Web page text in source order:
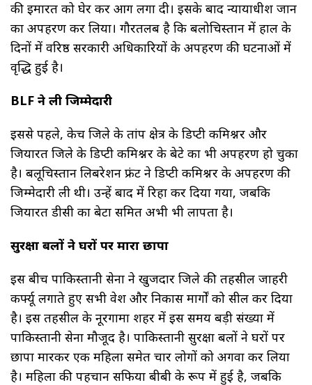
की इमारत को घेर कर आग लगा दी। इसके बाद न्यायाधीश जान
का अपहरण कर लिया। गौरतलब है कि बलोचिस्तान में हाल के
दिनों में वरिष्ठ सरकारी अधिकारियों के अपहरण की घटनाओं में
वृद्धि हुई है।
BLF ने ली जिम्मेदारी
इससे पहले, केच जिले के तांप क्षेत्र के डिप्टी कमिश्नर और
जियारत जिले के डिप्टी कमिश्नर के बेटे का भी अपहरण हो चुका
है। बलूचिस्तान लिबरेशन फ्रंट ने डिप्टी कमिश्नर के अपहरण की
जिम्मेदारी ली थी। उन्हें बाद में रिहा कर दिया गया, जबकि
जियारत डीसी का बेटा समित अभी भी लापता है।
सुरक्षा बलों ने घरों पर मारा छापा
इस बीच पाकिस्तानी सेना ने खुजदार जिले की तहसील जाहरी
कर्फ्यू लगाते हुए सभी प्रवेश और निकास मार्गों को सील कर दिया
है। इस तहसील के नूरगामा शहर में इस समय बड़ी संख्या में
पाकिस्तानी सेना मौजूद है। पाकिस्तानी सुरक्षा बलों ने घरों पर
छापा मारकर एक महिला समेत चार लोगों को अगवा कर लिया
है। महिला की पहचान सफिया बीबी के रूप में हुई है, जबकि